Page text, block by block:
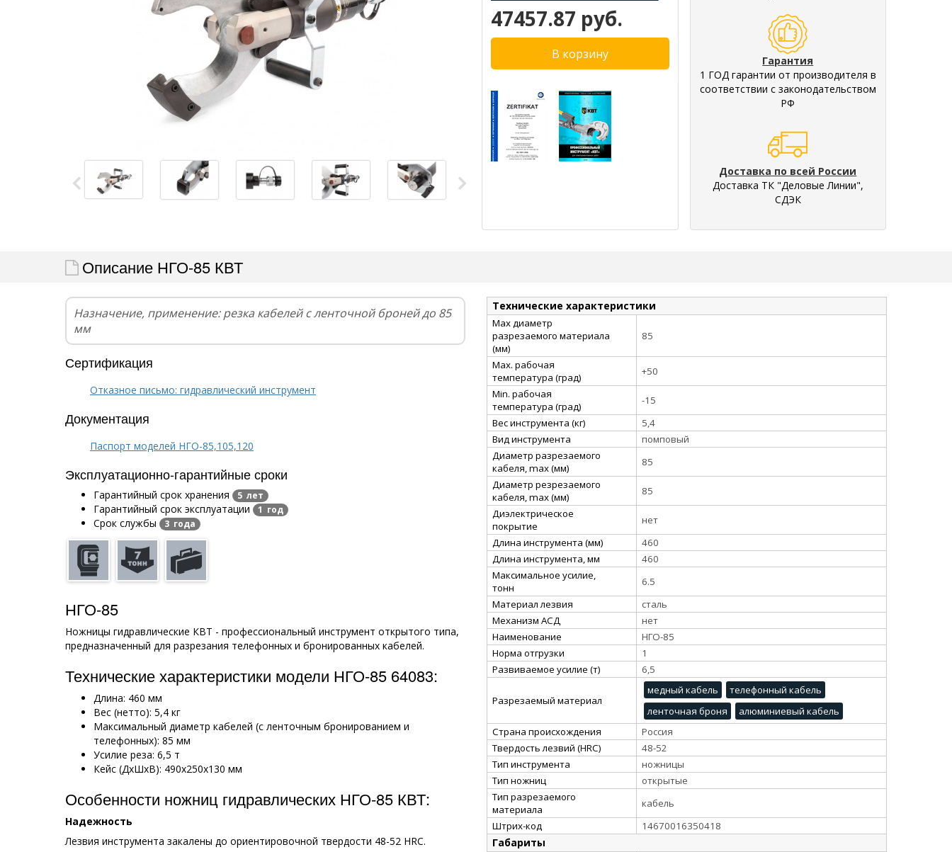
47457.87 руб.
Гарантия
1 ГОД гарантии от производителя в
соответствии с законодательством
РФ
Доставка по всей России
Доставка ТК "Деловые Линии",
СДЭК
Описание НГО-85 КВТ
Назначение, применение: резка кабелей с ленточной броней до 85
мм
Сертификация
Отказное письмо: гидравлический инструмент
Документация
Паспорт моделей НГО-85,105,120
Эксплуатационно-гарантийные сроки
Гарантийный срок хранения 5 лет
Гарантийный срок эксплуатации 1 год
Срок службы 3 года
НГО-85
Ножницы гидравлические КВТ - профессиональный инструмент открытого типа,
предназначенный для разрезания телефонных и бронированных кабелей.
Технические характеристики модели НГО-85 64083:
Длина: 460 мм
Вес (нетто): 5,4 кг
Максимальный диаметр кабелей (с ленточным бронированием и
телефонных): 85 мм
Усилие реза: 6,5 т
Кейс (ДхШхВ): 490х250х130 мм
Особенности ножниц гидравлических НГО-85 КВТ:
Надежность
Лезвия инструмента закалены до ориентировочной твердости 48-52 HRC.
Технические характеристики
Max диаметр
разрезаемого материала
(мм)
85
Max. рабочая
температура (град)
+50
Min. рабочая
температура (град)
-15
Вес инструмента (кг)
5,4
Вид инструмента
помповый
Диаметр разрезаемого
кабеля, max (мм)
85
Диаметр резрезаемого
кабеля, max (мм)
85
Диэлектрическое
покрытие
нет
Длина инструмента (мм)
460
Длина инструмента, мм
460
Максимальное усилие,
тонн
6.5
Материал лезвия
сталь
Механизм АСД
нет
Наименование
НГО-85
Норма отгрузки
1
Развиваемое усилие (т)
6,5
Разрезаемый материал
медный кабель
телефонный кабель
ленточная броня
алюминиевый кабель
Страна происхождения
Россия
Твердость лезвий (HRC)
48-52
Тип инструмента
ножницы
Тип ножниц
открытые
Тип разрезаемого
материала
кабель
Штрих-код
14670016350418
Габариты